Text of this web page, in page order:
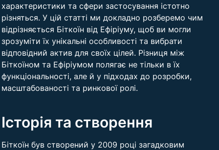
характеристики та сфери застосування істотно
різняться. У цій статті ми докладно розберемо чим
відрізняється Біткоїн від Ефіріуму, щоб ви могли
зрозуміти їх унікальні особливості та вибрати
відповідний актив для своїх цілей. Різниця між
Біткоїном та Ефіріумом полягає не тільки в їх
функціональності, але й у підходах до розробки,
масштабованості та ринкової ролі.
Історія та створення
Біткоїн був створений у 2009 році загадковим